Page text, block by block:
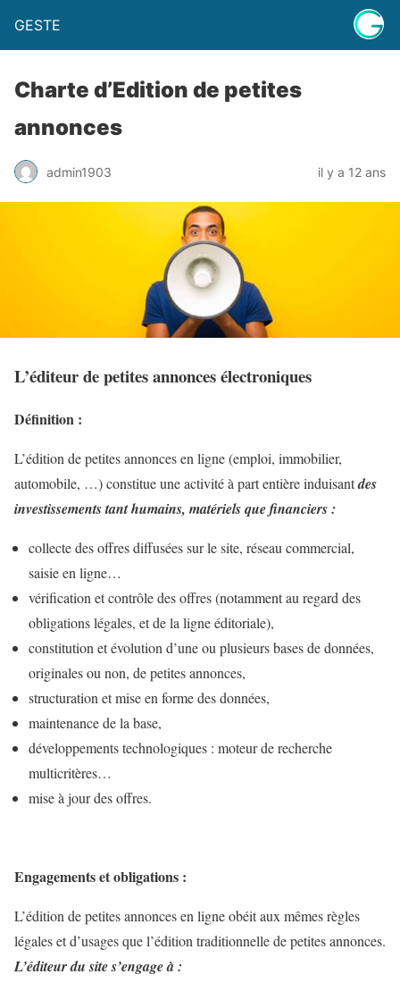
GESTE
Charte d’Edition de petites
annonces
admin1903 il y a 12 ans
L’éditeur de petites annonces électroniques
Définition :
L’édition de petites annonces en ligne (emploi, immobilier,
automobile, …) constitue une activité à part entière induisantdes
investissements tant humains, matériels que financiers :
collecte des offres diffusées sur le site, réseau commercial,
saisie en ligne…
vérification et contrôle des offres (notamment au regard des
obligations légales, et de la ligne éditoriale),
constitution et évolution d’une ou plusieurs bases de données,
originales ou non, de petites annonces,
structuration et mise en forme des données,
maintenance de la base,
développements technologiques : moteur de recherche
multicritères…
mise à jour des offres.
Engagements et obligations :
L’édition de petites annonces en ligne obéit aux mêmes règles
légales et d’usages que l’édition traditionnelle de petites annonces.
L’éditeur du site s’engage à :